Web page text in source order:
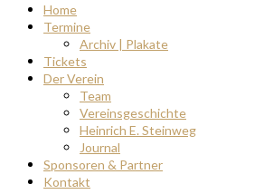
Home
Termine
Archiv | Plakate
Tickets
Der Verein
Team
Vereinsgeschichte
Heinrich E. Steinweg
Journal
Sponsoren & Partner
Kontakt